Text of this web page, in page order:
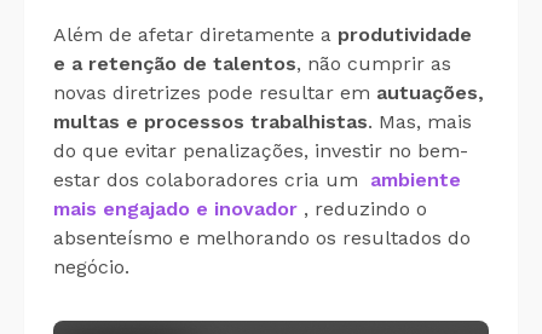
Além de afetar diretamente a produtividade
e a retenção de talentos, não cumprir as
novas diretrizes pode resultar em autuações,
multas e processos trabalhistas. Mas, mais
do que evitar penalizações, investir no bem-
estar dos colaboradores cria um
ambiente
mais engajado e inovador , reduzindo o
absenteísmo e melhorando os resultados do
negócio.